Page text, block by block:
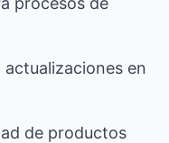
en
de productos